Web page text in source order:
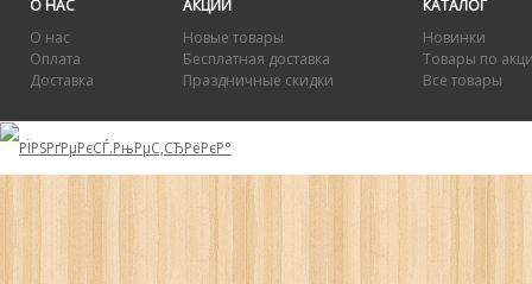
О НАС
О нас
Оплата
Доставка
АКЦИИ
Новые товары
Бесплатная доставка
Праздничные скидки
КАТАЛОГ
Новинки
Товары по
Все товары